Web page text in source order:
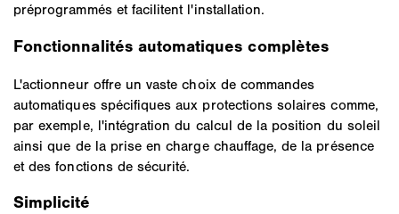
préprogrammés et facilitent l'installation.
Fonctionnalités automatiques complètes
L'actionneur offre un vaste choix de commandes
automatiques spécifiques aux protections solaires comme,
par exemple, l'intégration du calcul de la position du soleil
ainsi que de la prise en charge chauffage, de la présence
et des fonctions de sécurité.
Simplicité